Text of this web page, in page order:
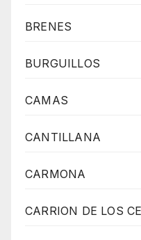
BRENES
BURGUILLOS
CAMAS
CANTILLANA
CARMONA
CARRION DE LOS